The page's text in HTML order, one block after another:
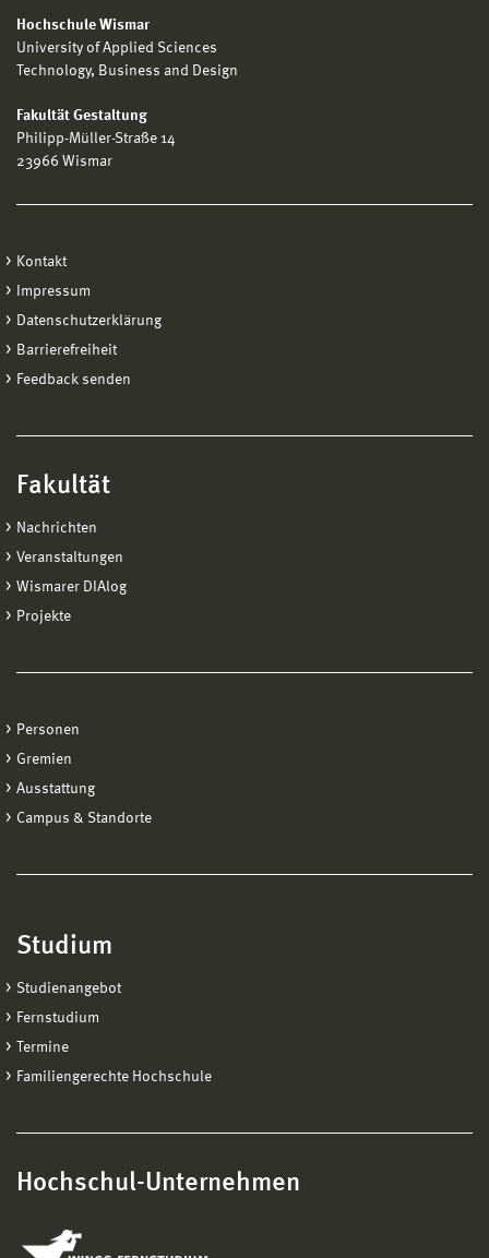
Hochschule Wismar
University of Applied Sciences
Technology, Business and Design
Fakultät Gestaltung
Philipp-Müller-Straße 14
23966 Wismar
Kontakt
Impressum
Datenschutzerklärung
Barrierefreiheit
Feedback senden
Fakultät
Nachrichten
Veranstaltungen
Wismarer DIAlog
Projekte
Personen
Gremien
Ausstattung
Campus & Standorte
Studium
Studienangebot
Fernstudium
Termine
Familiengerechte Hochschule
Hochschul-Unternehmen